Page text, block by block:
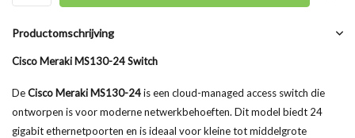
Productomschrijving
Cisco Meraki MS130-24 Switch
DeCisco Meraki MS130-24is een cloud-managed access switch die
ontworpen is voor moderne netwerkbehoeften. Dit model biedt 24
gigabit ethernetpoorten en is ideaal voor kleine tot middelgrote